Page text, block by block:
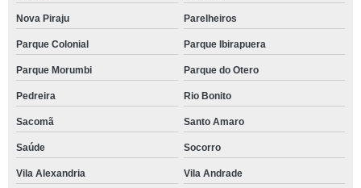
Nova Piraju Parelheiros
Parque Colonial Parque Ibirapuera
Parque Morumbi Parque do Otero
Pedreira Rio Bonito
Sacomã Santo Amaro
Saúde Socorro
Vila Alexandria Vila Andrade